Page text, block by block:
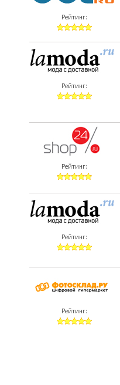
Рейтинг:
Рейтинг:
Рейтинг:
Рейтинг:
Рейтинг: